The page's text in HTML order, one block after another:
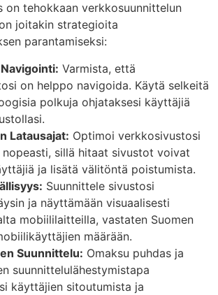
on tehokkaan verkkosuunnittelun
joitakin strategioita
parantamiseksi:
Varmista, että
on helppo navigoida. Käytä selkeitä
polkuja ohjataksesi käyttäjiä
Latausajat: Optimoi verkkosivustosi
nopeasti, sillä hitaat sivustot voivat
ja lisätä välitöntä poistumista.
Suunnittele sivustosi
ja näyttämään visuaalisesti
mobiililaitteilla, vastaten Suomen
määrään.
Suunnittelu: Omaksu puhdas ja
suunnittelulähestymistapa
käyttäjien sitoutumista ja